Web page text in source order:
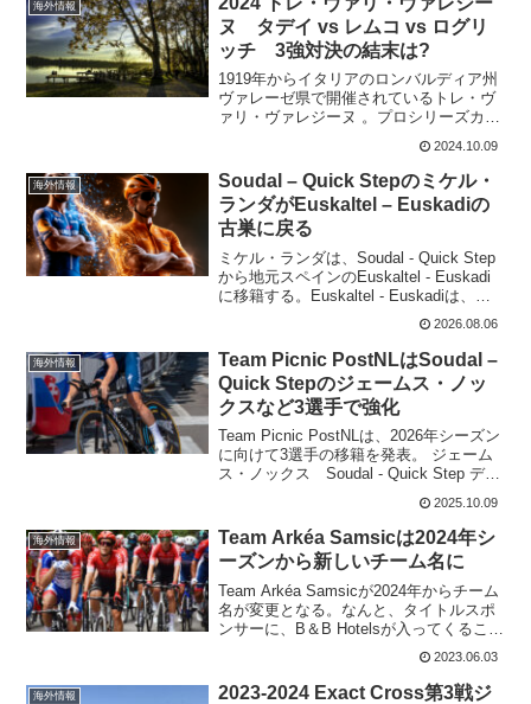
ャルは集団内...
海外情報
ヌ タデイ vs レムコ vs ログリ
ッチ 3強対決の結末は?
1919年からイタリアのロンバルディア州
ヴァレーゼ県で開催されているトレ・ヴ
ァリ・ヴァレジーヌ 。プロシリーズカテ
ゴリーのワンデーレース。Tre Valli
Varesine(1.Pro)過去の優勝者は 2023 イ
ラン・ファンワイルダ...
2024.10.09
海外情報
Soudal – Quick Stepのミケル・
ランダがEuskaltel – Euskadiの
古巣に戻る
ミケル・ランダは、Soudal - Quick Step
から地元スペインのEuskaltel - Euskadi
に移籍する。Euskaltel - Euskadiは、バ
スク人のバスク人によるバスク人のため
のチームとして1994年に創設され、...
2026.08.06
海外情報
Team Picnic PostNLはSoudal –
Quick Stepのジェームス・ノッ
クスなど3選手で強化
Team Picnic PostNLは、2026年シーズン
に向けて3選手の移籍を発表。 ジェーム
ス・ノックス Soudal - Quick Step ディ
ロン・コーカリー St Michel -
2025.10.09
海外情報
Team Arkéa Samsicは2024年シ
ーズンから新しいチーム名に
Team Arkéa Samsicが2024年からチーム
名が変更となる。なんと、タイトルスポ
ンサーに、B＆B Hotelsが入ってくること
に。B＆B Hotels - KTMは、消滅してしま
ったが、あらたにワールドツアーに参加
することになっ...
2023.06.03
海外情報
2023-2024 Exact Cross第3戦ジ